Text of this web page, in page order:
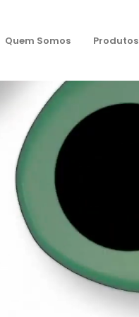
Quem Somos Produtos